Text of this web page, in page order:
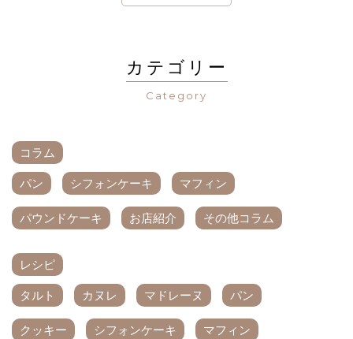
カテゴリー
Category
コラム
パン シフォンケーキ マフィン
パウンドケーキ お店紹介 その他コラム
レシピ
タルト カヌレ マドレーヌ パン
クッキー シフォンケーキ マフィン